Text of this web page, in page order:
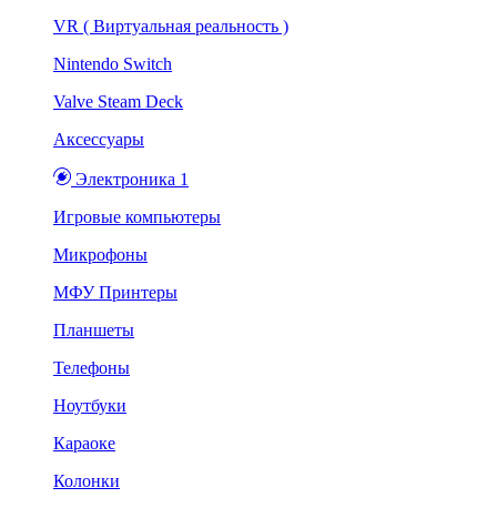
VR ( Виртуальная реальность )
Nintendo Switch
Valve Steam Deck
Аксессуары
Электроника 1
Игровые компьютеры
Микрофоны
МФУ Принтеры
Планшеты
Телефоны
Ноутбуки
Караоке
Колонки